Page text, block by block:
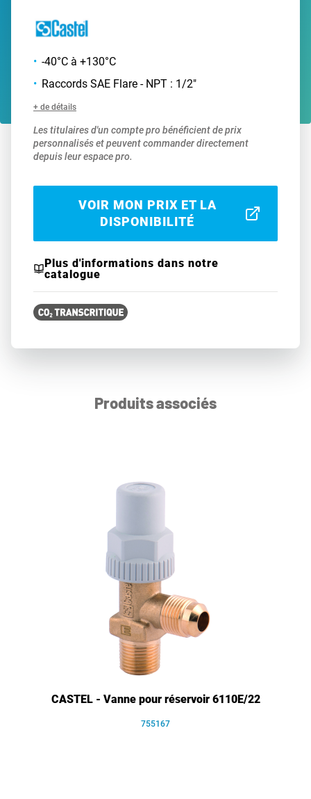
-40°C à +130°C
Raccords SAE Flare - NPT : 1/2"
+ de détails
Les titulaires d'un compte pro bénéficient de prix
personnalisés et peuvent commander directement
depuis leur espace pro.
VOIR MON PRIX ET LA
DISPONIBILITÉ
Plus d'informations dans notre
catalogue
Produits associés
CASTEL - Vanne pour réservoir 6110E/22
755167